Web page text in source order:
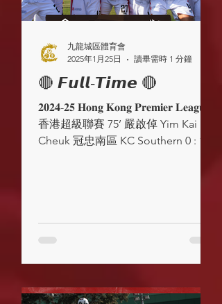
🔴 𝙁𝙪𝙡𝙡-𝙏𝙞𝙢𝙚 🔴
𝟐𝟎𝟐𝟒-𝟐𝟓 𝐇𝐨𝐧𝐠 𝐊𝐨𝐧𝐠 𝐏𝐫𝐞𝐦𝐢𝐞𝐫 𝐋𝐞𝐚𝐠𝐮𝐞
香港超級聯賽 75’ 嚴啟倬 Yim Kai
Cheuk 冠忠南區 KC Southern 0 : 1
九龍城區體育會
2025年1月25日
讀畢需時 1 分鐘